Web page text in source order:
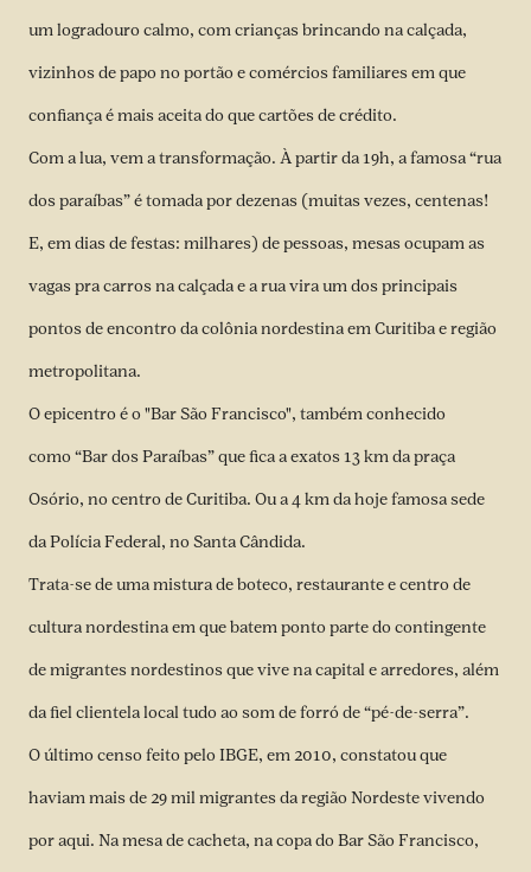
um logradouro calmo, com crianças brincando na calçada,
vizinhos de papo no portão e comércios familiares em que
confiança é mais aceita do que cartões de crédito.
Com a lua, vem a transformação. À partir da 19h, a famosa “rua
dos paraíbas” é tomada por dezenas (muitas vezes, centenas!
E, em dias de festas: milhares) de pessoas, mesas ocupam as
vagas pra carros na calçada e a rua vira um dos principais
pontos de encontro da colônia nordestina em Curitiba e região
metropolitana.
O epicentro é o "Bar São Francisco", também conhecido
como “Bar dos Paraíbas” que fica a exatos 13 km da praça
Osório, no centro de Curitiba. Ou a 4 km da hoje famosa sede
da Polícia Federal, no Santa Cândida.
Trata-se de uma mistura de boteco, restaurante e centro de
cultura nordestina em que batem ponto parte do contingente
de migrantes nordestinos que vive na capital e arredores, além
da fiel clientela local tudo ao som de forró de “pé-de-serra”.
O último censo feito pelo IBGE, em 2010, constatou que
haviam mais de 29 mil migrantes da região Nordeste vivendo
por aqui. Na mesa de cacheta, na copa do Bar São Francisco,